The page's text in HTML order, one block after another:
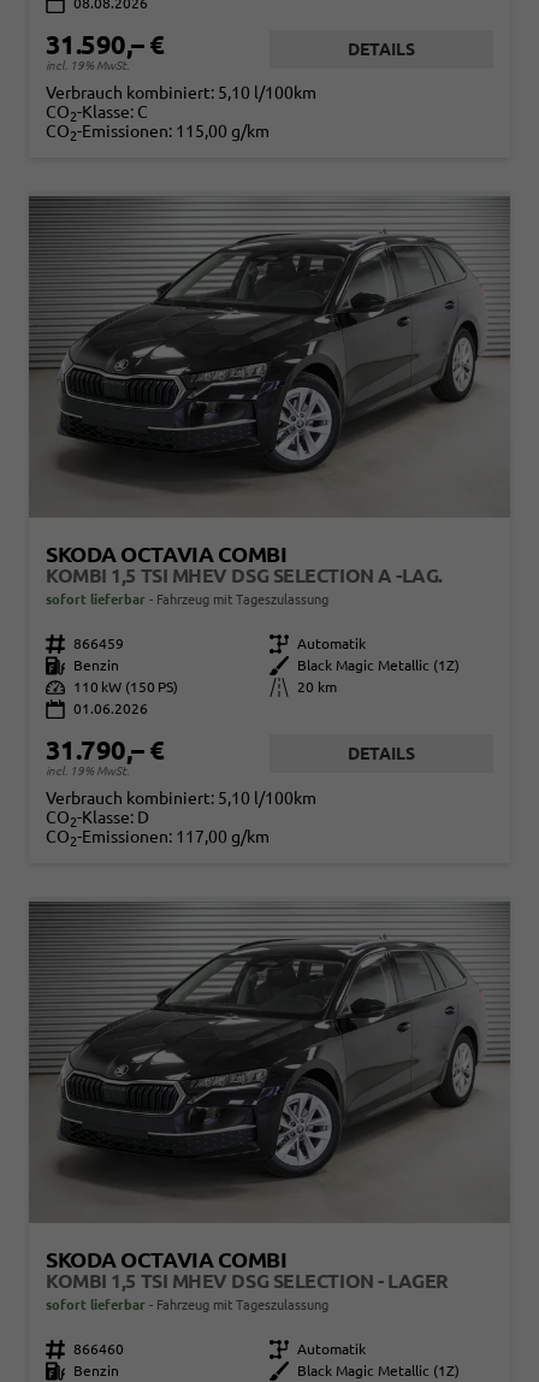
08.08.2026
31.590,– €
incl. 19% MwSt.
DETAILS
Verbrauch kombiniert: 5,10 l/100km
CO2-Klasse: C
CO2-Emissionen: 115,00 g/km
SKODA OCTAVIA COMBI
KOMBI 1,5 TSI MHEV DSG SELECTION A -LAG.
sofort lieferbar Fahrzeug mit Tageszulassung
Fahrzeugnr. 866459 Getriebe Automatik
Kraftstoff
Benzin Außenfarbe
Black Magic Metallic (1Z)
Leistung
110 kW (150 PS) Kilometerstand
20 km
01.06.2026
31.790,– €
incl. 19% MwSt.
DETAILS
Verbrauch kombiniert: 5,10 l/100km
CO2-Klasse: D
CO2-Emissionen: 117,00 g/km
SKODA OCTAVIA COMBI
KOMBI 1,5 TSI MHEV DSG SELECTION - LAGER
sofort lieferbar Fahrzeug mit Tageszulassung
Fahrzeugnr. 866460 Getriebe Automatik
Kraftstoff
Benzin Außenfarbe
Black Magic Metallic (1Z)